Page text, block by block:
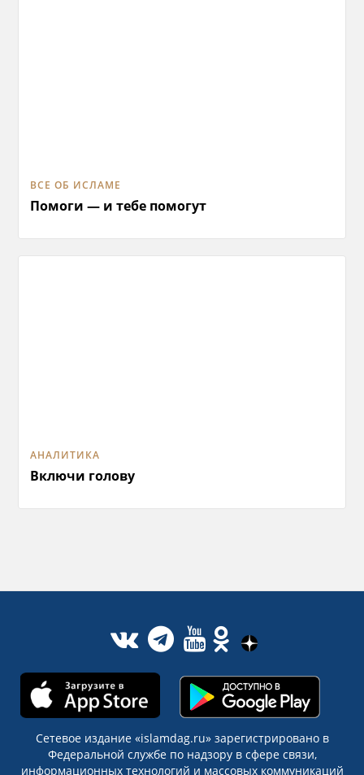
ВСЕ ОБ ИСЛАМЕ
Помоги — и тебе помогут
АНАЛИТИКА
Включи голову
Сетевое издание «islamdag.ru» зарегистрировано в
Федеральной службе по надзору в сфере связи,
информационных технологий и массовых коммуникаций